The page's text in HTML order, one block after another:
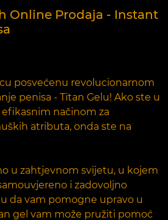
Online Prodaja - Instant
posvećenu revolucionarnom
penisa - Titan Gelu! Ako ste u
načinom za
atributa, onda ste na
u zahtjevnom svijetu, u kojem
i zadovoljno
da vam pomogne upravo u
gel vam može pružiti pomoć